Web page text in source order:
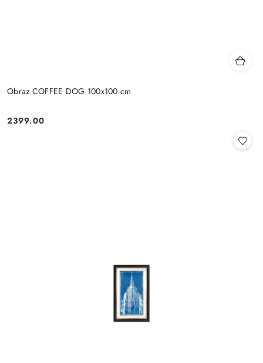
Obraz COFFEE DOG 100x100 cm
Cena:
2399.00